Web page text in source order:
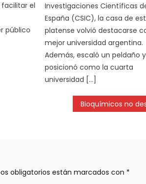
el
público
Investigaciones Científicas
España (CSIC), la casa de
platense volvió destacarse
mejor universidad argentina.
Además, escaló un peldaño
posicionó como la cuarta
universidad […]
obligatorios están marcados con *